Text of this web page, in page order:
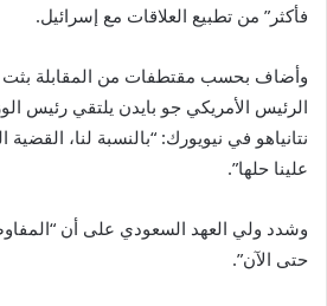
فأكثر” من تطبيع العلاقات مع إسرائيل.
وأضاف بحسب مقتطفات من المقابلة بثت
الرئيس الأمريكي جو بايدن يلتقي رئيس
نتانياهو في نيويورك: “بالنسبة لنا،
علينا حلها”.
وشدد ولي العهد السعودي على أن
حتى الآن”.